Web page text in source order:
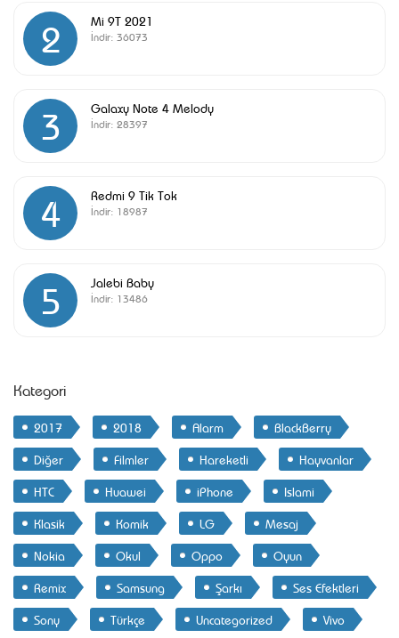
2 Mi 9T 2021
İndir: 36073
3 Galaxy Note 4 Melody
İndir: 28397
4 Redmi 9 Tik Tok
İndir: 18987
5 Jalebi Baby
İndir: 13486
Kategori
2017 2018 Alarm
BlackBerry
Diğer
Filmler Hareketli
Hayvanlar
HTC
Huawei iPhone
Islami
Klasik
Komik LG
Mesaj
Nokia
Okul Oppo
Oyun
Remix
Samsung Şarkı
Ses Efektleri
Sony
Türkçe Uncategorized Vivo